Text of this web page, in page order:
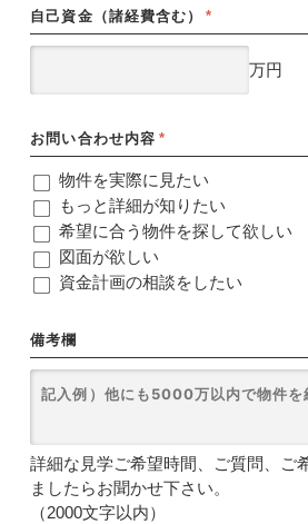
自己資金（諸経費含む） *
万円
お問い合わせ内容 *
物件を実際に見たい
もっと詳細が知りたい
希望に合う物件を探して欲しい
図面が欲しい
資金計画の相談をしたい
備考欄
詳細な見学ご希望時間、ご質問、ご
ましたらお聞かせ下さい。
（2000文字以内）